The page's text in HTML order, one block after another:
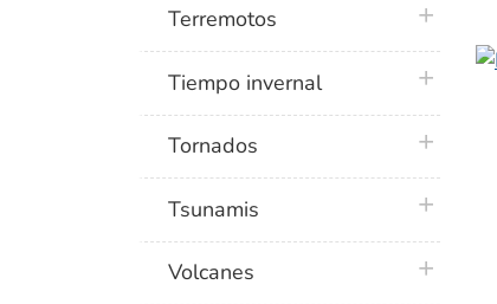
Terremotos plus icon
Tiempo invernal plus icon
Tornados plus icon
Tsunamis plus icon
Volcanes plus icon